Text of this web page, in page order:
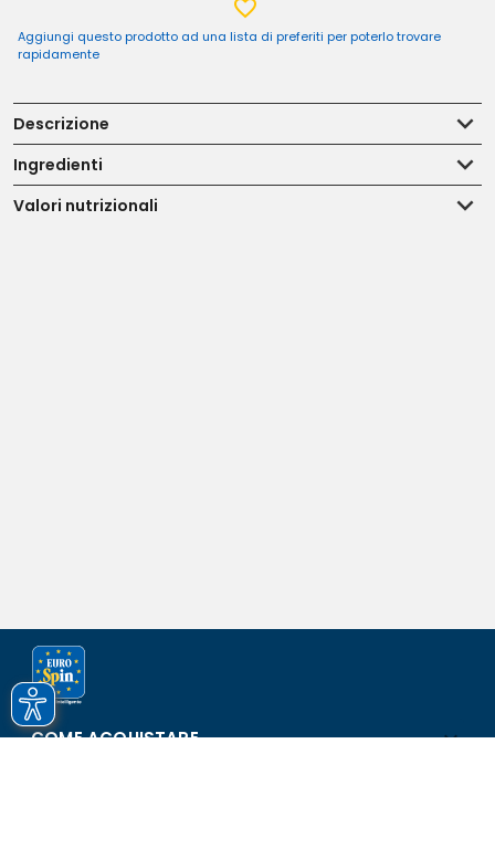
Aggiungi questo prodotto ad una lista di preferiti per poterlo trovare
rapidamente
Descrizione
Ingredienti
Valori nutrizionali
COME ACQUISTARE